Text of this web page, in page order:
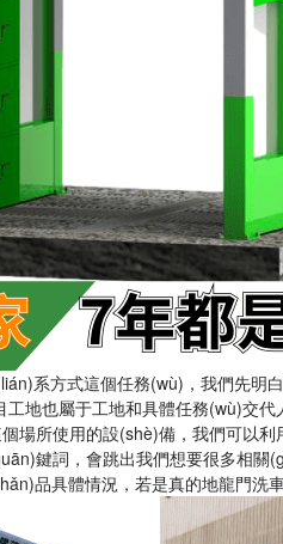
系方式這個任務(wù)，我們先明白
工地也屬于工地和具體任務(wù)交
所使用的設(shè)備，我們可以利
鍵詞，會跳出我們想要很多相
品具體情況，若是真的地龍門